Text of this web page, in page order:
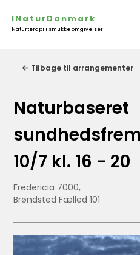
INaturDanmark
Naturterapi i smukke omgivelser
 Tilbage til arrangementer
Naturbaseret
10/7 kl. 16 - 20
Fredericia 7000,
Brøndsted Fælled 101